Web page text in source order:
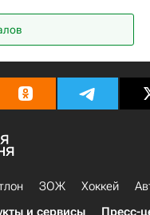
КХЛ
ЗОЖ Хоккей
и сервисы Пресс-